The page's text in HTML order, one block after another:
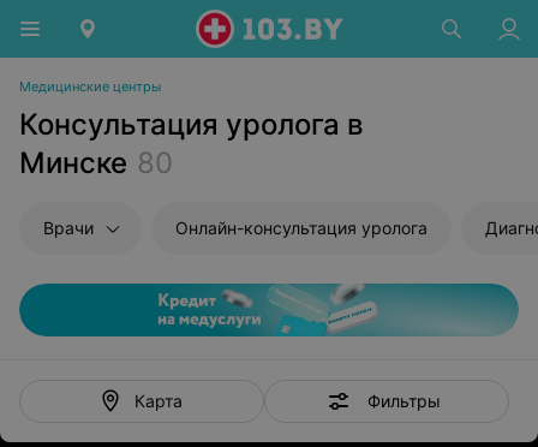
Медицинские центры
Консультация уролога в
Минске 80
Врачи Онлайн-консультация уролога
Карта Фильтры